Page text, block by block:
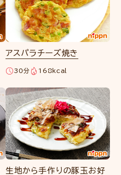
アスパラチーズ焼き
30分 168kcal
生地から手作りの豚玉お好